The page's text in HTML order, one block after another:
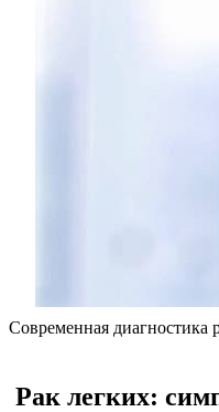
Современная диагностика
Рак легких: